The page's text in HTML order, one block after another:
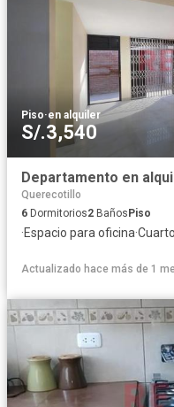
Piso·en alquiler
S/.3,540
Querecotillo
6 Dormitorios2 Baños Piso
·Espacio para oficina·
Actualizado hace más de 1